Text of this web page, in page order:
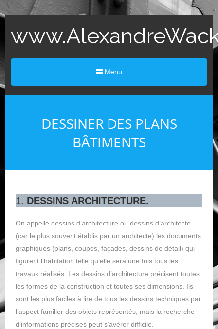
Menu
DESSINER DES PLANS
BÂTIMENTS
1. DESSINS ARCHITECTURE.
On appelle dessins d’architecture ou dessins d’architecte
(car le plus souvent établis par un architecte) les documents
graphiques (plans, coupes, façades, dessins de détail) qui
figurent l’habitation telle qu’elle sera une fois tous les
travaux réalisés. Les dessins d’architecture précisent toutes
les formes de la construction et toutes ses dimensions. Ils
sont les plus faciles à lire de tous les dessins techniques par
l’aspect familier des objets représentés, mais la recherche
d’informations précises peut s’avérer difficile.